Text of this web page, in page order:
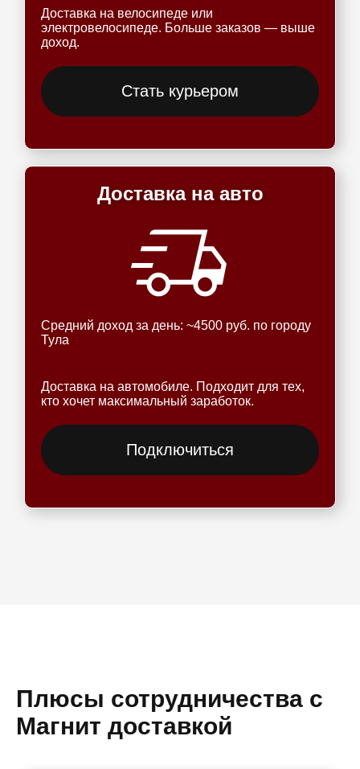
Доставка на велосипеде или
электровелосипеде. Больше заказов — выше
доход.
Стать курьером
Доставка на авто
Средний доход за день: ~4500 руб. по городу
Тула
Доставка на автомобиле. Подходит для тех,
кто хочет максимальный заработок.
Подключиться
Плюсы сотрудничества с
Магнит доставкой